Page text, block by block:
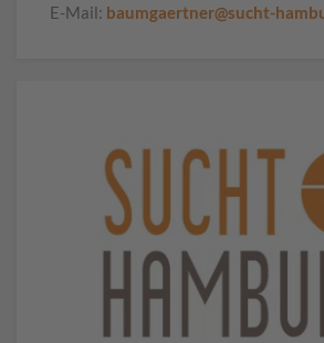
E-Mail: baumgaertner@sucht-